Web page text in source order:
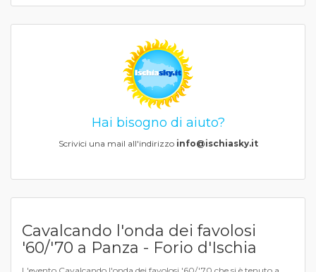
Hai bisogno di aiuto?
Scrivici una mail all'indirizzo info@ischiasky.it
Cavalcando l'onda dei favolosi
'60/'70 a Panza - Forio d'Ischia
L'evento Cavalcando l'onda dei favolosi '60/'70 che si è tenuto a